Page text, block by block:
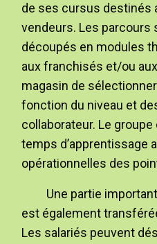
de ses cursus destinés
vendeurs. Les parcours
découpés en modules
aux franchisés et/ou
magasin de
fonction du niveau et
collaborateur. Le
temps d’apprentissage
opérationnelles des
Une partie
est également
Les salariés peuvent